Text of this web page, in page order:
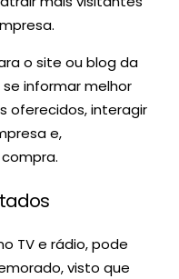
o site ou blog da
informar melhor
oferecidos, interagir
e,
TV e rádio, pode
visto que